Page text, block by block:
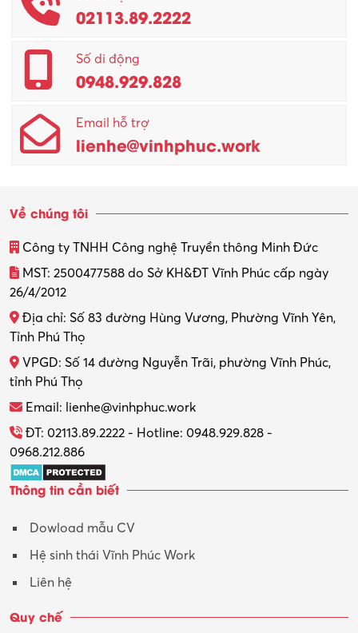
Promotion Girl (PG)
Quản lý – Giám đốc
Quản lý chất lượng – QC
Quản lý sản xuất
Quản trị kinh doanh
Thiết kế nội thất
Thợ máy – Ô tô – Xe máy
Thực tập
Tổ chức sự kiện – Quà tặng
Trợ lý
Tư vấn
Tư vấn – Kiến trúc
02113.89.2222
Số di động
0948.929.828
Email hỗ trợ
lienhe@vinhphuc.work
Về chúng tôi
Công ty TNHH Công nghệ Truyền thông Minh Đức
MST: 2500477588 do Sở KH&ĐT Vĩnh Phúc cấp ngày
26/4/2012
Địa chỉ: Số 83 đường Hùng Vương, Phường Vĩnh Yên,
Tỉnh Phú Thọ
VPGD: Số 14 đường Nguyễn Trãi, phường Vĩnh Phúc,
tỉnh Phú Thọ
Email: lienhe@vinhphuc.work
ĐT: 02113.89.2222 - Hotline: 0948.929.828 -
0968.212.886
Thông tin cần biết
Dowload mẫu CV
Hệ sinh thái Vĩnh Phúc Work
Liên hệ
Quy chế